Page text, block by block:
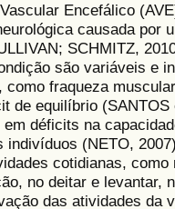
Encefálico
causada por
SCHMITZ,
são variáveis e
fraqueza
de equilíbrio
déficits na
indivíduos (NETO,
cotidianas,
no deitar e levantar,
das atividades da